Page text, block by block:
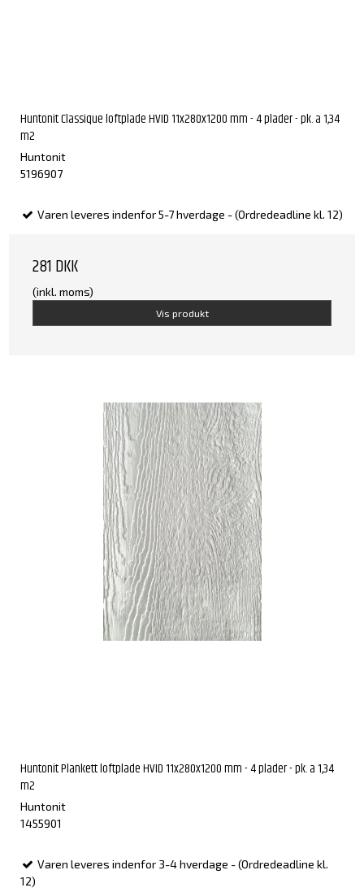
Huntonit Classique loftplade HVID 11x280x1200 mm - 4 plader - pk. a 1,34
m2
Huntonit
5196907
Varen leveres indenfor 5-7 hverdage - (Ordredeadline kl. 12)
281 DKK
(inkl. moms)
Vis produkt
Huntonit Plankett loftplade HVID 11x280x1200 mm - 4 plader - pk. a 1,34
m2
Huntonit
1455901
Varen leveres indenfor 3-4 hverdage - (Ordredeadline kl.
12)